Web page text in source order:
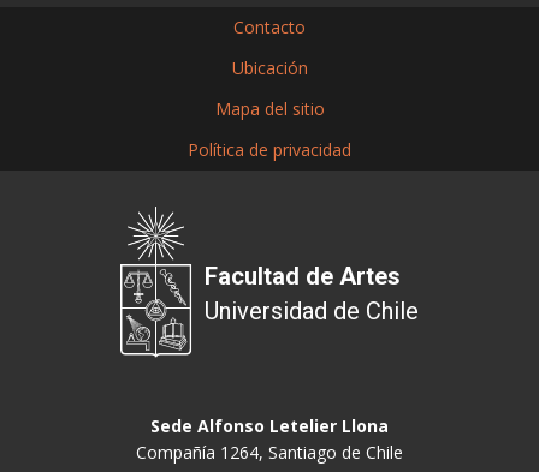
Contacto
Ubicación
Mapa del sitio
Política de privacidad
Facultad de Artes
Universidad de Chile
Sede Alfonso Letelier Llona
Compañía 1264, Santiago de Chile